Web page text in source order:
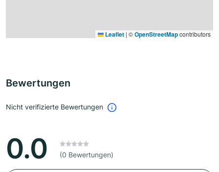
Leaflet | ©OpenStreetMapcontributors
Bewertungen
Nicht verifizierte Bewertungen
0.0 (0 Bewertungen)